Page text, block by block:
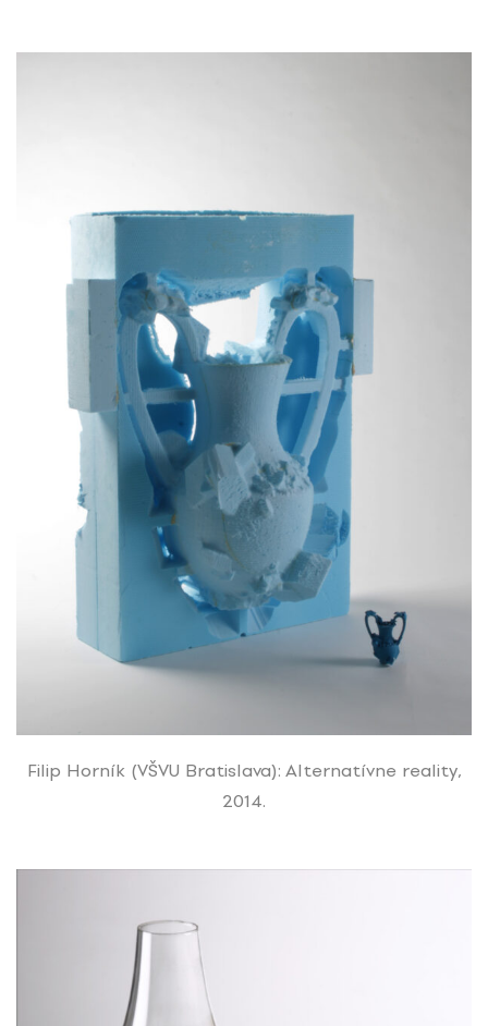
Filip Horník (VŠVU Bratislava): Alternatívne reality,
2014.